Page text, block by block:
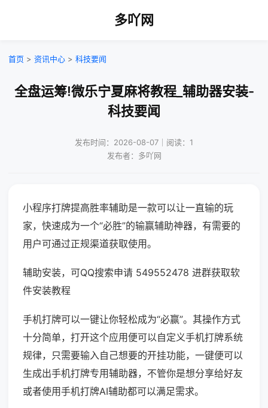
多吖网
首页 > 资讯中心 > 科技要闻
全盘运筹!微乐宁夏麻将教程_辅助器安装-
科技要闻
发布时间：2026-08-07｜阅读：1
发布者：多吖网
小程序打牌提高胜率辅助是一款可以让一直输的玩
家，快速成为一个“必胜”的输赢辅助神器，有需要的
用户可通过正规渠道获取使用。
辅助安装，可QQ搜索申请 549552478 进群获取软
件安装教程
手机打牌可以一键让你轻松成为“必赢”。其操作方式
十分简单，打开这个应用便可以自定义手机打牌系统
规律，只需要输入自己想要的开挂功能，一键便可以
生成出手机打牌专用辅助器，不管你是想分享给好友
或者使用手机打牌AI辅助都可以满足需求。